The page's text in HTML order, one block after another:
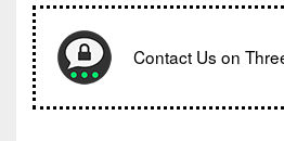
Contact Us on